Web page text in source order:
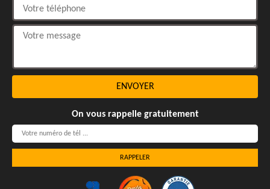
On vous rappelle gratuitement